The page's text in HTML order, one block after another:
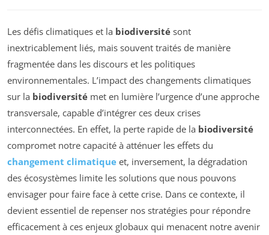
Les défis climatiques et la biodiversité sont
inextricablement liés, mais souvent traités de manière
fragmentée dans les discours et les politiques
environnementales. L’impact des changements climatiques
sur la biodiversité met en lumière l’urgence d’une approche
transversale, capable d’intégrer ces deux crises
interconnectées. En effet, la perte rapide de la biodiversité
compromet notre capacité à atténuer les effets du
changement climatique et, inversement, la dégradation
des écosystèmes limite les solutions que nous pouvons
envisager pour faire face à cette crise. Dans ce contexte, il
devient essentiel de repenser nos stratégies pour répondre
efficacement à ces enjeux globaux qui menacent notre avenir